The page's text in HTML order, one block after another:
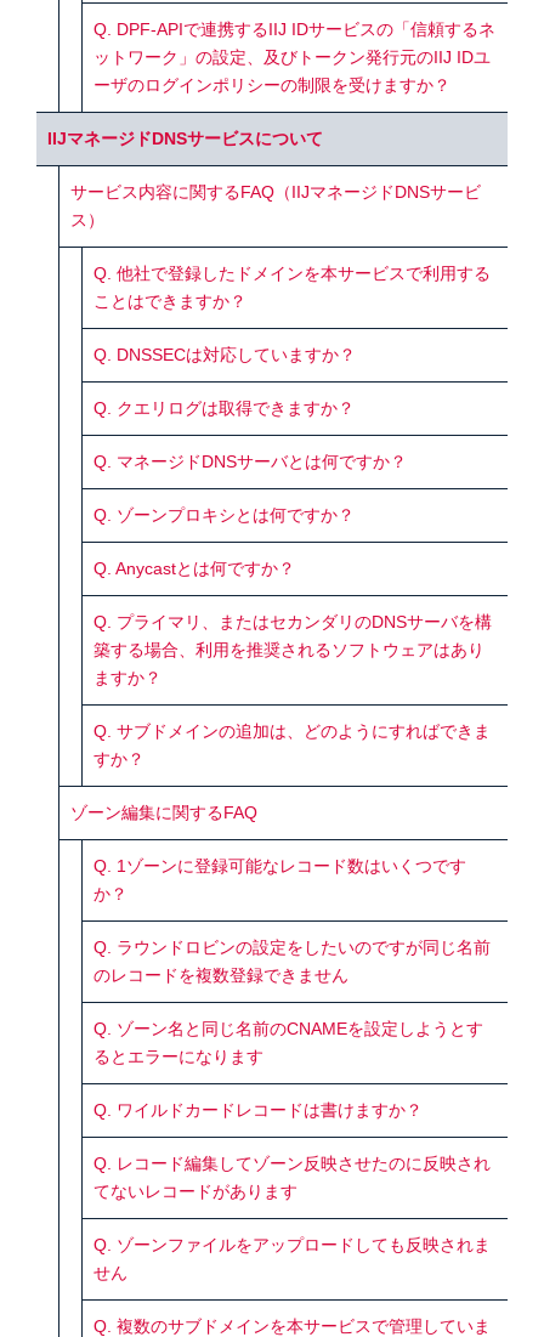
Q. DPF-APIで連携するIIJ IDサービスの「信頼するネ
ットワーク」の設定、及びトークン発行元のIIJ IDユ
ーザのログインポリシーの制限を受けますか？
IIJマネージドDNSサービスについて
サービス内容に関するFAQ（IIJマネージドDNSサービ
ス）
Q. 他社で登録したドメインを本サービスで利用する
ことはできますか？
Q. DNSSECは対応していますか？
Q. クエリログは取得できますか？
Q. マネージドDNSサーバとは何ですか？
Q. ゾーンプロキシとは何ですか？
Q. Anycastとは何ですか？
Q. プライマリ、またはセカンダリのDNSサーバを構
築する場合、利用を推奨されるソフトウェアはあり
ますか？
Q. サブドメインの追加は、どのようにすればできま
すか？
ゾーン編集に関するFAQ
Q. 1ゾーンに登録可能なレコード数はいくつです
か？
Q. ラウンドロビンの設定をしたいのですが同じ名前
のレコードを複数登録できません
Q. ゾーン名と同じ名前のCNAMEを設定しようとす
るとエラーになります
Q. ワイルドカードレコードは書けますか？
Q. レコード編集してゾーン反映させたのに反映され
てないレコードがあります
Q. ゾーンファイルをアップロードしても反映されま
せん
Q. 複数のサブドメインを本サービスで管理していま